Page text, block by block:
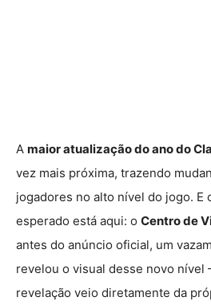
A maior atualização do ano do
vez mais próxima, trazendo
jogadores no alto nível do jogo. E
esperado está aqui: o Centro de
antes do anúncio oficial, um
revelou o visual desse novo nível
revelação veio diretamente da